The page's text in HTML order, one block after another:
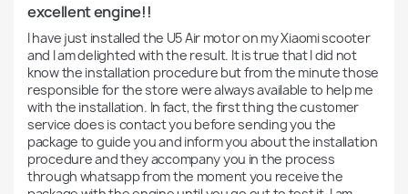
excellent engine!!
I have just installed the U5 Air motor on my Xiaomi scooter
and I am delighted with the result. It is true that I did not
know the installation procedure but from the minute those
responsible for the store were always available to help me
with the installation. In fact, the first thing the customer
service does is contact you before sending you the
package to guide you and inform you about the installation
procedure and they accompany you in the process
through whatsapp from the moment you receive the